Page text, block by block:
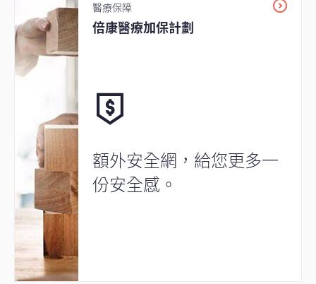
醫療保障
倍康醫療加保計劃
額外安全網，給您更多一
份安全感。